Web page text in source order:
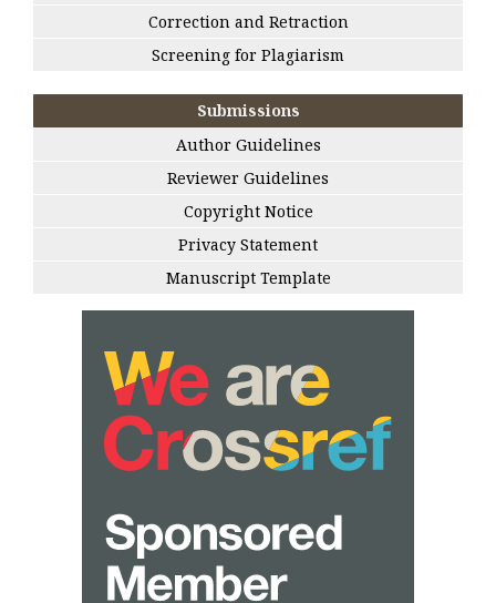
Correction and Retraction
Screening for Plagiarism
Submissions
Author Guidelines
Reviewer Guidelines
Copyright Notice
Privacy Statement
Manuscript Template